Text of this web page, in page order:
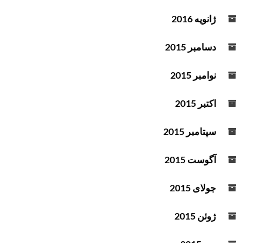
ژانویه 2016
دسامبر 2015
نوامبر 2015
اکتبر 2015
سپتامبر 2015
آگوست 2015
جولای 2015
ژوئن 2015